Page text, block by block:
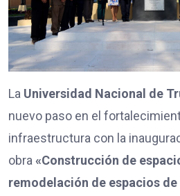
La Universidad Nacional de
nuevo paso en el
infraestructura con la
obra «Construcción de
remodelación de espacios